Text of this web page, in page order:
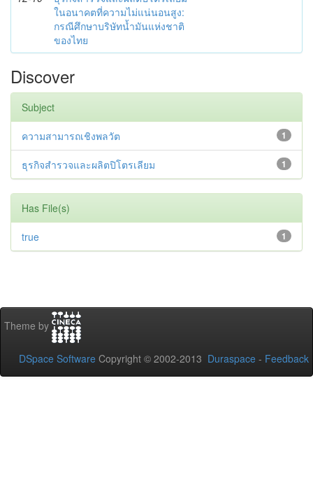
ในอนาคตที่ความไม่แน่นอนสูง:
กรณีศึกษาบริษัทน้ำมันแห่งชาติ
ของไทย
Discover
Subject
1
ความสามารถเชิงพลวัต
1
ธุรกิจสำรวจและผลิตปิโตรเลียม
Has File(s)
1
true
Theme by
DSpace Software Copyright © 2002-2013 Duraspace - Feedback